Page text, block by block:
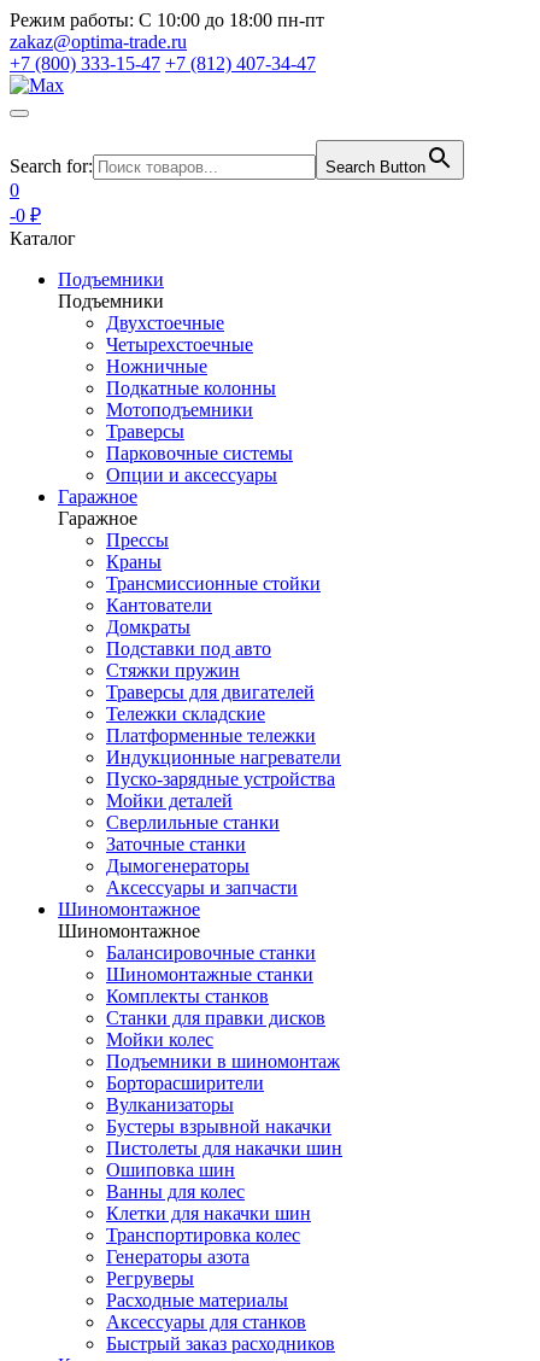
Режим работы: С 10:00 до 18:00 пн-пт
zakaz@optima-trade.ru
+7 (800) 333-15-47 +7 (812) 407-34-47
Search for: Search Button
0
-0 ₽
Каталог
Подъемники
Подъемники
Двухстоечные
Четырехстоечные
Ножничные
Подкатные колонны
Мотоподъемники
Траверсы
Парковочные системы
Опции и аксессуары
Гаражное
Гаражное
Прессы
Краны
Трансмиссионные стойки
Кантователи
Домкраты
Подставки под авто
Стяжки пружин
Траверсы для двигателей
Тележки складские
Платформенные тележки
Индукционные нагреватели
Пуско-зарядные устройства
Мойки деталей
Сверлильные станки
Заточные станки
Дымогенераторы
Аксессуары и запчасти
Шиномонтажное
Шиномонтажное
Балансировочные станки
Шиномонтажные станки
Комплекты станков
Станки для правки дисков
Мойки колес
Подъемники в шиномонтаж
Борторасширители
Вулканизаторы
Бустеры взрывной накачки
Пистолеты для накачки шин
Ошиповка шин
Ванны для колес
Клетки для накачки шин
Транспортировка колес
Генераторы азота
Регруверы
Расходные материалы
Аксессуары для станков
Быстрый заказ расходников